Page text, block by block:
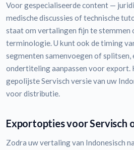
Voor gespecialiseerde content —
medische discussies of technische
staat om vertalingen fijn te stemmen
terminologie. U kunt ook de timing
segmenten samenvoegen of splitsen,
ondertiteling aanpassen voor export.
gepolijste Servisch versie van uw
voor distributie.
Exportopties voor Servisch
Zodra uw vertaling van Indonesisch